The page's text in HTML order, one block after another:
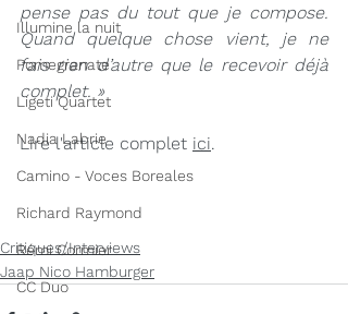
Illumine la nuit
Pomegranate
Ligeti Quartet
Nadia Labrie
Camino - Voces Boreales
Richard Raymond
Rémi Cormier
CC Duo
pense pas du tout que je compose.
Quand quelque chose vient, je ne
fais rien d’autre que le recevoir déjà
complet. »
Lire l'article complet ici.
Critiques/Interviews
Jaap Nico Hamburger